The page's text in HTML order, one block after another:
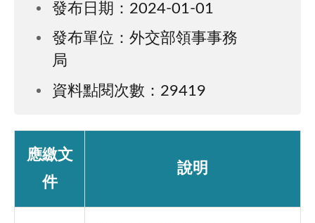
發布日期：2024-01-01
發布單位：外交部領事事務
局
資料點閱次數：29419
應繳文
件
說明